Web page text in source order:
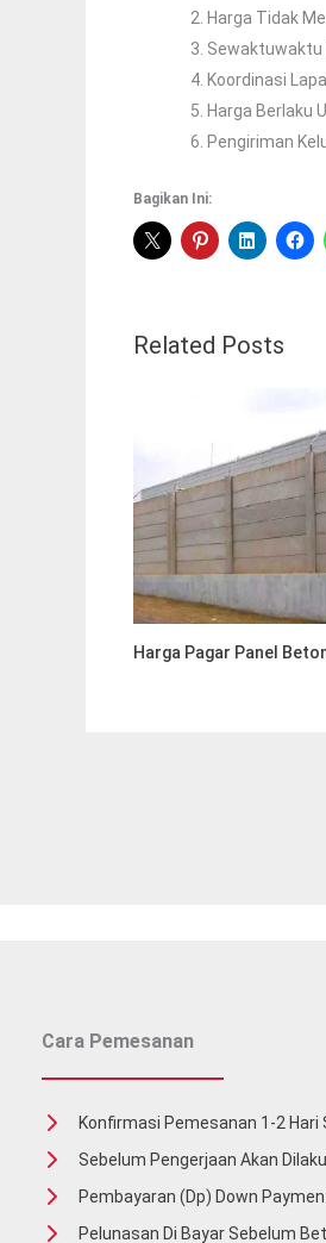
Harga Tidak
Sewaktuwaktu
Koordinasi
Harga Berlaku
Pengiriman
Bagikan Ini:
Related Posts
Harga Pagar Panel
Cara Pemesanan
Konfirmasi Pemesanan 1-2 Hari
Sebelum Pengerjaan Akan
Pembayaran (Dp) Down
Pelunasan Di Bayar Sebelum